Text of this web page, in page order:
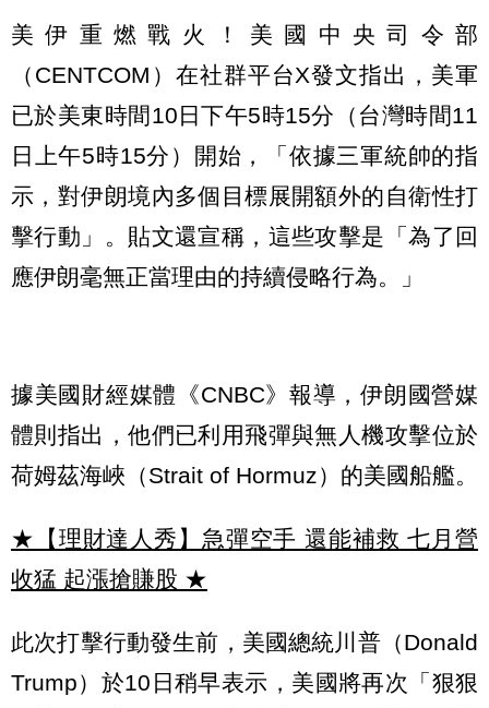
美伊重燃戰火！美國中央司令部
（CENTCOM）在社群平台X發文指出，美軍
已於美東時間10日下午5時15分（台灣時間11
日上午5時15分）開始，「依據三軍統帥的指
示，對伊朗境內多個目標展開額外的自衛性打
擊行動」。貼文還宣稱，這些攻擊是「為了回
應伊朗毫無正當理由的持續侵略行為。」
據美國財經媒體《CNBC》報導，伊朗國營媒
體則指出，他們已利用飛彈與無人機攻擊位於
荷姆茲海峽（Strait of Hormuz）的美國船艦。
★【理財達人秀】急彈空手 還能補救 七月營
收猛 起漲搶賺股 ★
此次打擊行動發生前，美國總統川普（Donald
Trump）於10日稍早表示，美國將再次「狠狠